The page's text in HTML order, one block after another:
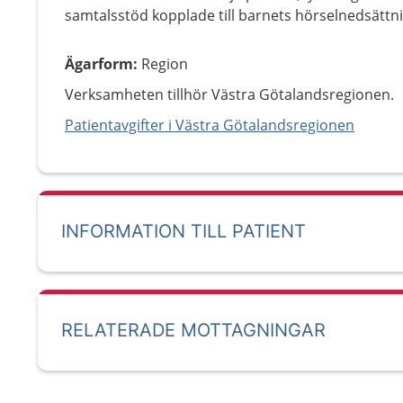
samtalsstöd kopplade till barnets
Ägarform: Region
Verksamheten tillhör Västra Götalandsregionen.
Patientavgifter i Västra Götalandsregionen
INFORMATION TILL PATIENT
RELATERADE MOTTAGNINGAR